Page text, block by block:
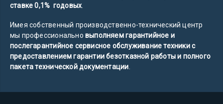
ставке 0,1% годовых.
Имея собственный производственно-технический центр
мы профессионально выполняем гарантийное и
послегарантийное сервисное обслуживание техники с
предоставлением гарантии безотказной работы и полного
пакета технической документации.